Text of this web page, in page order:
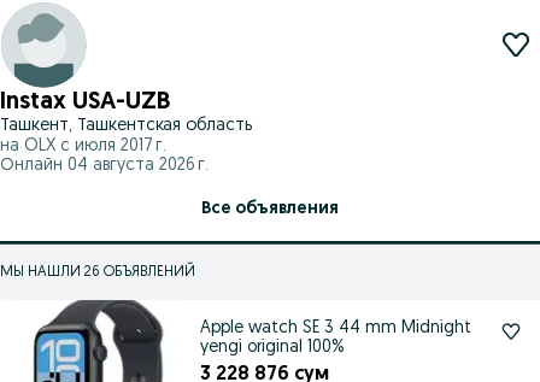
Instax USA-UZB
Ташкент, Ташкентская область
на OLX с июля 2017 г.
Онлайн 04 августа 2026 г.
Все объявления
МЫ НАШЛИ 26 ОБЪЯВЛЕНИЙ
Apple watch SE 3 44 mm Midnight
yengi original 100%
3 228 876 сум